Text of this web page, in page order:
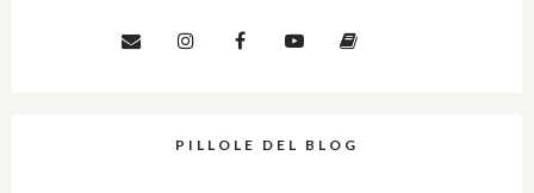
PILLOLE DEL BLOG